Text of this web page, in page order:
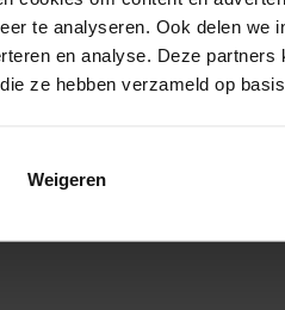
te analyseren. Ook delen we
en analyse. Deze
ze hebben verzameld op
Weigeren
compensatie aanvragen
transitievergoeding bij
een langdurig zieke